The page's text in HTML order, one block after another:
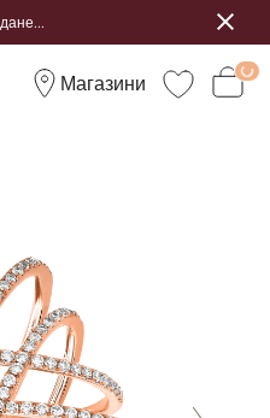
Магазини